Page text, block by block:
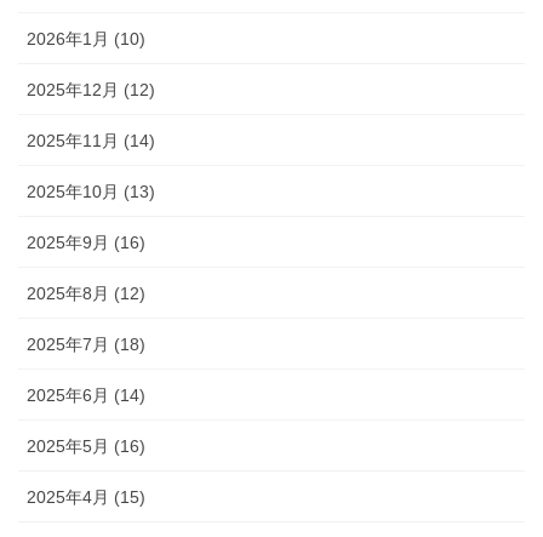
2026年1月 (10)
2025年12月 (12)
2025年11月 (14)
2025年10月 (13)
2025年9月 (16)
2025年8月 (12)
2025年7月 (18)
2025年6月 (14)
2025年5月 (16)
2025年4月 (15)